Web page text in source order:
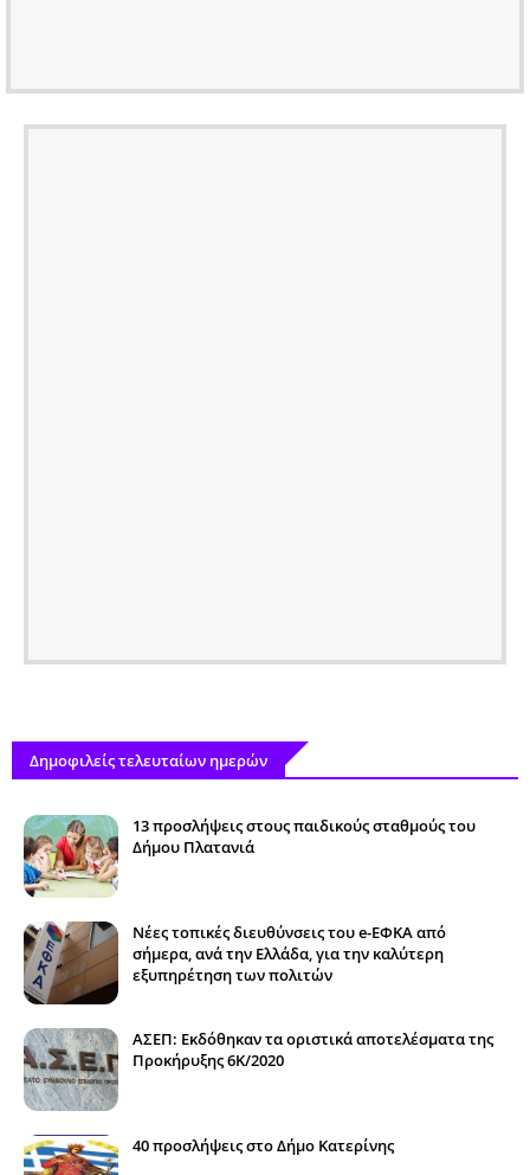
Δημοφιλείς τελευταίων ημερών
13 προσλήψεις στους παιδικούς σταθμούς του
Δήμου Πλατανιά
Νέες τοπικές διευθύνσεις του e-ΕΦΚΑ από
σήμερα, ανά την Ελλάδα, για την καλύτερη
εξυπηρέτηση των πολιτών
ΑΣΕΠ: Εκδόθηκαν τα οριστικά αποτελέσματα της
Προκήρυξης 6Κ/2020
40 προσλήψεις στο Δήμο Κατερίνης